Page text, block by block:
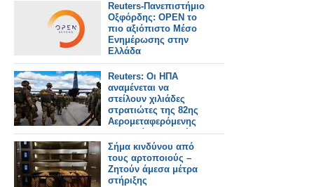
Reuters-Πανεπιστήμιο
Οξφόρδης: ΟPEN το
πιο αξιόπιστο Μέσο
Ενημέρωσης στην
Ελλάδα
Reuters: Οι ΗΠΑ
αναμένεται να
στείλουν χιλιάδες
στρατιώτες της 82ης
Αερομεταφερόμενης
Μεραρχίας στη Μέση
Ανατολή
Σήμα κινδύνου από
τους αρτοποιούς –
Ζητούν άμεσα μέτρα
στήριξης